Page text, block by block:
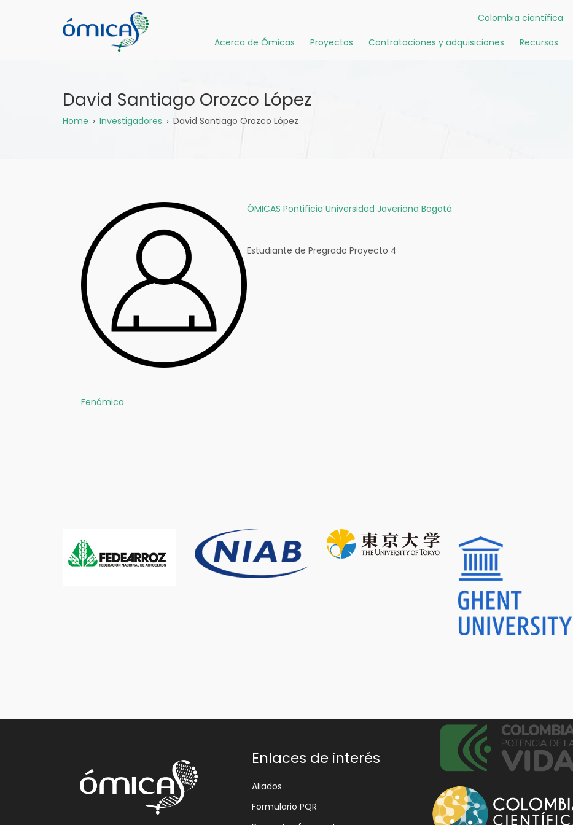
Colombia científica
Acerca de Ómicas
Proyectos Contrataciones y adquisiciones Recursos
David Santiago Orozco López
Sobrescribir
navegación
Home Investigadores David Santiago Orozco López
Fenómica
ÓMICAS Pontificia Universidad Javeriana Bogotá
Estudiante de Pregrado Proyecto 4
Enlaces de interés
Aliados
Formulario PQR